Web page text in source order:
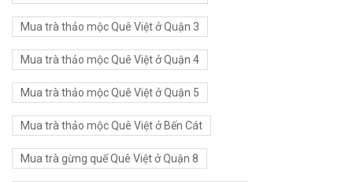
Mua trà thảo mộc Quê Việt ở Quận 3
Mua trà thảo mộc Quê Việt ở Quận 4
Mua trà thảo mộc Quê Việt ở Quận 5
Mua trà thảo mộc Quê Việt ở Bến Cát
Mua trà gừng quế Quê Việt ở Quận 8